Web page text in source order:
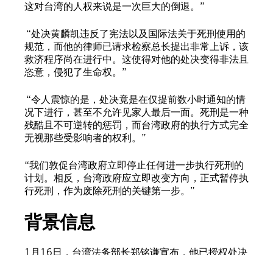
这对台湾的人权来说是一次巨大的倒退。”
“处决黄麟凯违反了宪法以及国际法关于死刑使用的
规范，而他的律师已请求检察总长提出非常上诉，该
救济程序尚在进行中。这使得对他的处决变得非法且
恣意，侵犯了生命权。”
“令人震惊的是，处决竟是在仅提前数小时通知的情
况下进行，甚至不允许见家人最后一面。死刑是一种
残酷且不可逆转的惩罚，而台湾政府的执行方式完全
无视那些受影响者的权利。”
“我们敦促台湾政府立即停止任何进一步执行死刑的
计划。相反，台湾政府应立即改变方向，正式暂停执
行死刑，作为废除死刑的关键第一步。”
背景信息
1月16日，台湾法务部长郑铭谦宣布，他已授权处决